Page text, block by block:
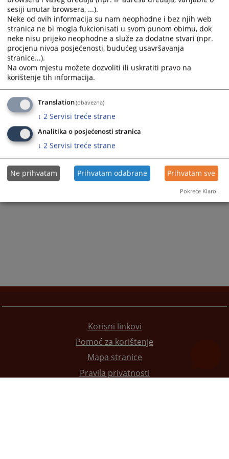
Korisni linkovi
Pomoć za korištenje
Mapa stranice
Pravila privatnosti
sesiji unutar browsera, ...).
Neke od ovih informacija su nam neophodne i bez njih web
stranica ne bi mogla fukcionisati u svom punom obimu, dok
neke nisu prijeko neophodne a služe za dodatne stvari (npr.
procjenu nivoa posjećenosti, budućeg usavršavanja
stranice...).
Na ovom mjestu možete dozvoliti ili uskratiti pravo na
korištenje tih informacija.
Translation(obavezna)
↓ 2 Servisi treće strane
Analitika o posjećenosti stranica
↓ 2 Servisi treće strane
Ne prihvatam Prihvatam odabrane Prihvatam sve
Pokreće Klaro!